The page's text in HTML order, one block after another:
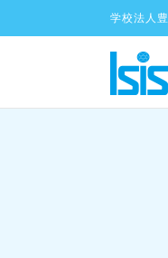
学校法人